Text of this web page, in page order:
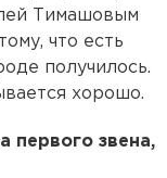
Тимашовым
что есть
получилось.
хорошо.
первого звена,